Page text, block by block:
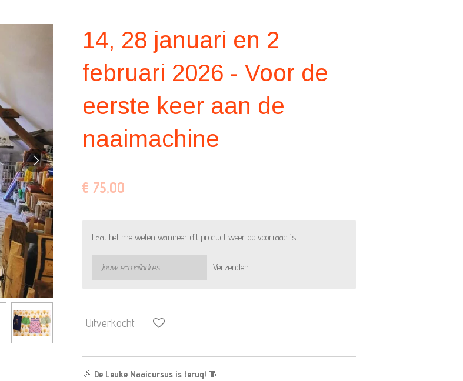
14, 28 januari en 2
februari 2026 - Voor de
eerste keer aan de
naaimachine
€ 75,00
Laat het me weten wanneer dit product weer op voorraad is.
Verzenden
Uitverkocht
🎉 De Leuke Naaicursus is terug! 🧵